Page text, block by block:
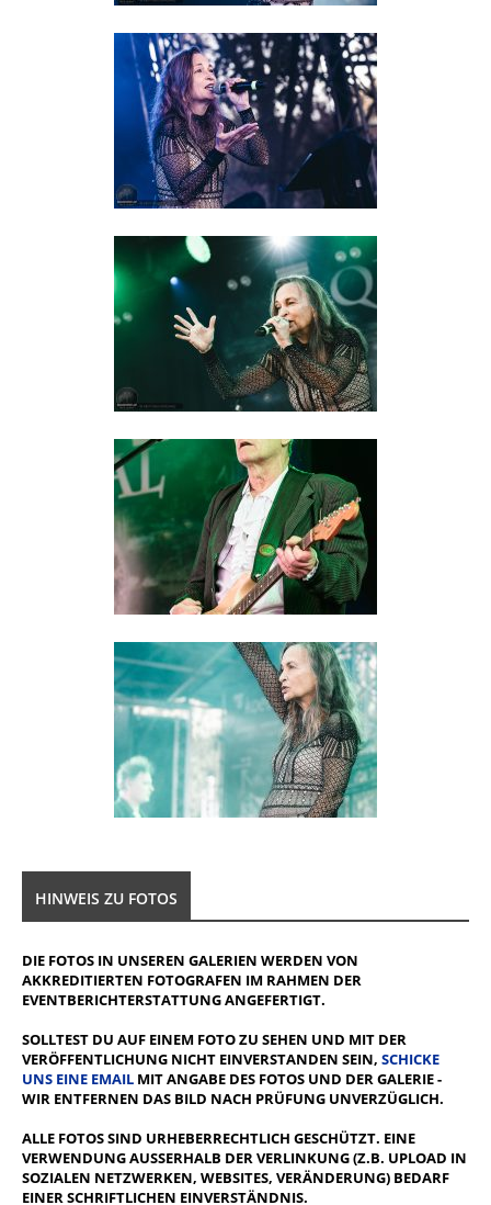
HINWEIS ZU FOTOS
DIE FOTOS IN UNSEREN GALERIEN WERDEN VON
AKKREDITIERTEN FOTOGRAFEN IM RAHMEN DER
EVENTBERICHTERSTATTUNG ANGEFERTIGT.
SOLLTEST DU AUF EINEM FOTO ZU SEHEN UND MIT DER
VERÖFFENTLICHUNG NICHT EINVERSTANDEN SEIN, SCHICKE
UNS EINE EMAIL MIT ANGABE DES FOTOS UND DER GALERIE -
WIR ENTFERNEN DAS BILD NACH PRÜFUNG UNVERZÜGLICH.
ALLE FOTOS SIND URHEBERRECHTLICH GESCHÜTZT. EINE
VERWENDUNG AUSSERHALB DER VERLINKUNG (Z.B. UPLOAD IN S
OZIALEN NETZWERKEN, WEBSITES, VERÄNDERUNG) BEDARF E
INER SCHRIFTLICHEN EINVERSTÄNDNIS.